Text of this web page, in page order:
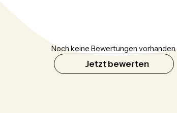
Noch keine Bewertungen vorhanden.
Jetzt bewerten